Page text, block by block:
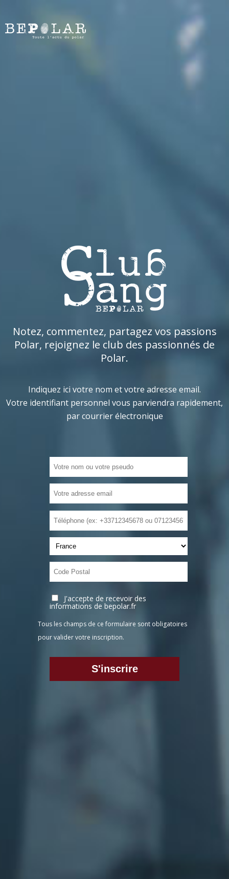
Notez, commentez, partagez vos passions
Polar, rejoignez le club des passionnés de
Polar.
Indiquez ici votre nom et votre adresse email.
Votre identifiant personnel vous parviendra rapidement,
par courrier électronique
J'accepte de recevoir des
informations de bepolar.fr
Tous les champs de ce formulaire sont obligatoires
pour valider votre inscription.